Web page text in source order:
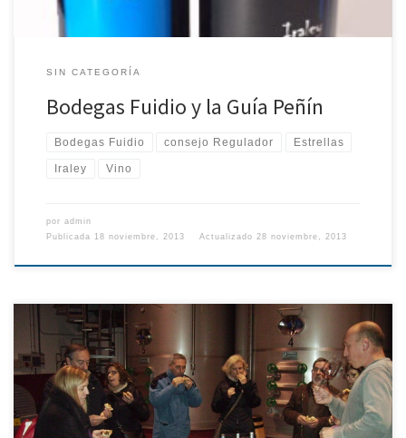
SIN CATEGORÍA
Bodegas Fuidio y la Guía Peñín
Bodegas Fuidio consejo Regulador Estrellas
Iraley Vino
por admin
Publicada 18 noviembre, 2013 Actualizado 28 noviembre, 2013
Vencimos al frío con nuestra parrillada y nuestros vinos. Tenemos
nuevos amigos en Madrid!!!! Gracias por visitarnos Muchas gracias
por elegirnos. Pasamos una mañana muy agradable con vosotros.